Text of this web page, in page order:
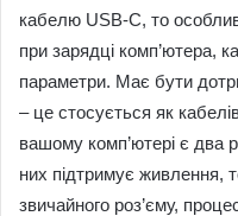
кабелю USB-C, то
при зарядці комп’ютера,
параметри. Має бути
– це стосується як
вашому комп’ютері є два
них підтримує живлення,
звичайного роз’єму,